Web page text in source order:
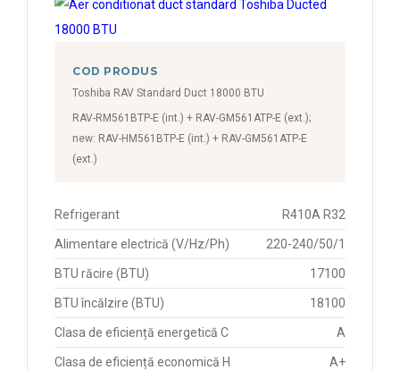
COD PRODUS
Toshiba RAV Standard Duct 18000 BTU
RAV-RM561BTP-E (int.) + RAV-GM561ATP-E (ext.);
new: RAV-HM561BTP-E (int.) + RAV-GM561ATP-E
(ext.)
Refrigerant R410A R32
Alimentare electrică (V/Hz/Ph) 220-240/50/1
BTU răcire (BTU) 17100
BTU încălzire (BTU) 18100
Clasa de eficiență energetică C A
Clasa de eficiență economică H A+